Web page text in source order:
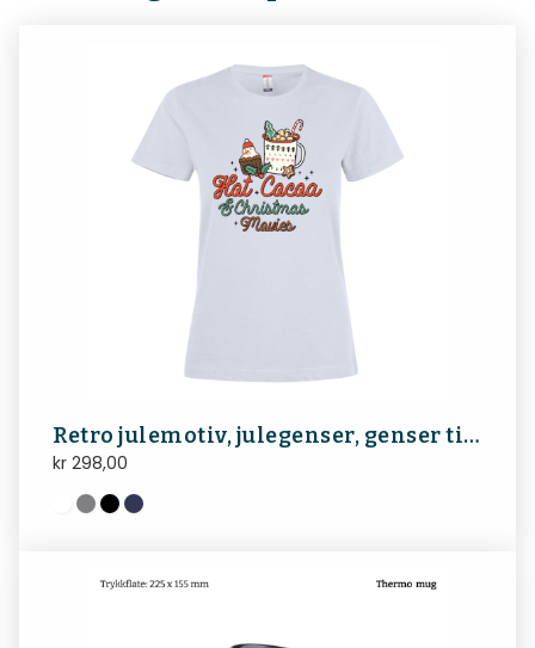
Retro julemotiv, julegenser, genser til jul
kr 298,00